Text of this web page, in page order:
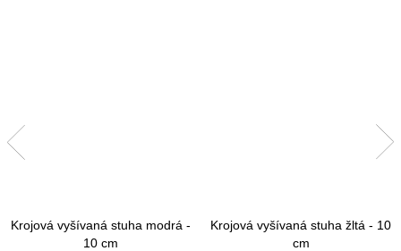
Krojová vyšívaná stuha modrá -
10 cm
Krojová vyšívaná stuha žltá - 10
cm